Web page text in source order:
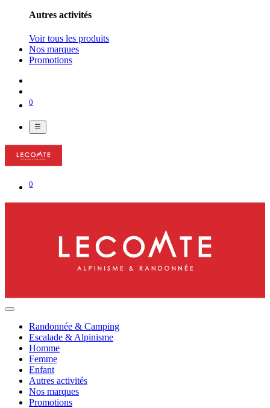
Autres activités
Voir tous les produits
Nos marques
Promotions
0
0
Randonnée & Camping
Escalade & Alpinisme
Homme
Femme
Enfant
Autres activités
Nos marques
Promotions